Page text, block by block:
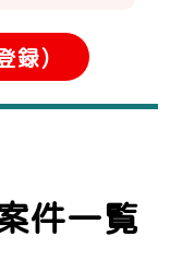
録)
件一覧